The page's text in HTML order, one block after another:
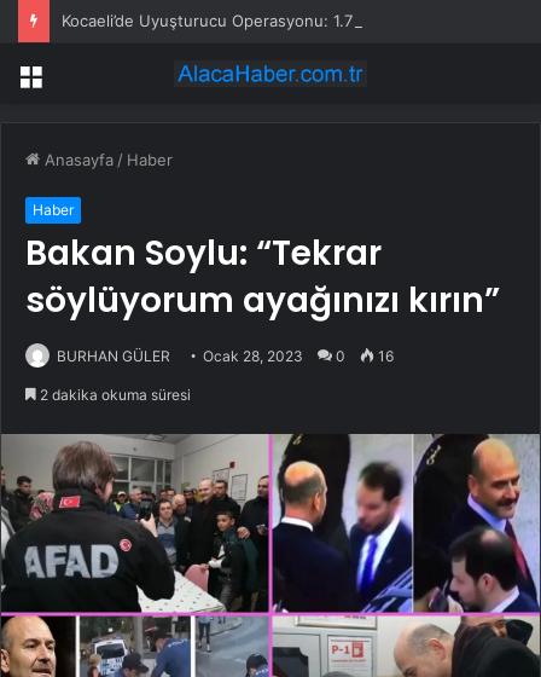
Menü
Anasayfa / Haber
Haber
Bakan Soylu: “Tekrar
söylüyorum ayağınızı kırın”
BURHAN GÜLER Ocak 28, 2023 0 16
2 dakika okuma süresi